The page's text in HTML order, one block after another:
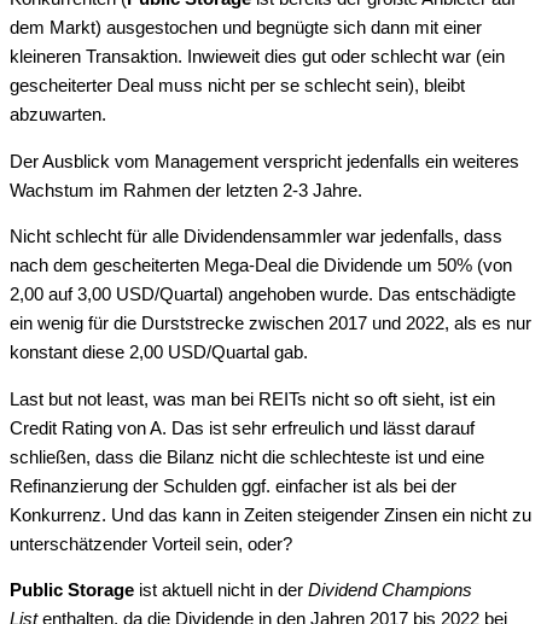
dem Markt) ausgestochen und begnügte sich dann mit einer
kleineren Transaktion. Inwieweit dies gut oder schlecht war (ein
gescheiterter Deal muss nicht per se schlecht sein), bleibt
abzuwarten.
Der Ausblick vom Management verspricht jedenfalls ein weiteres
Wachstum im Rahmen der letzten 2-3 Jahre.
Nicht schlecht für alle Dividendensammler war jedenfalls, dass
nach dem gescheiterten Mega-Deal die Dividende um 50% (von
2,00 auf 3,00 USD/Quartal) angehoben wurde. Das entschädigte
ein wenig für die Durststrecke zwischen 2017 und 2022, als es nur
konstant diese 2,00 USD/Quartal gab.
Last but not least, was man bei REITs nicht so oft sieht, ist ein
Credit Rating von A. Das ist sehr erfreulich und lässt darauf
schließen, dass die Bilanz nicht die schlechteste ist und eine
Refinanzierung der Schulden ggf. einfacher ist als bei der
Konkurrenz. Und das kann in Zeiten steigender Zinsen ein nicht zu
unterschätzender Vorteil sein, oder?
Public Storage ist aktuell nicht in der Dividend Champions
Listenthalten, da die Dividende in den Jahren 2017 bis 2022 bei